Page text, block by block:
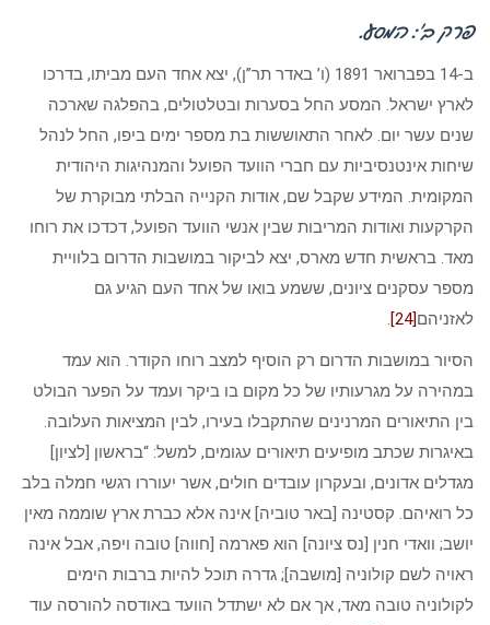
פרק ב’: המסע.
ב-14 בפברואר 1891 (ו’ באדר תר”ן), יצא אחד העם מביתו, בדרכו
לארץ ישראל. המסע החל בסערות ובטלטולים, בהפלגה שארכה
שנים עשר יום. לאחר התאוששות בת מספר ימים ביפו, החל לנהל
שיחות אינטנסיביות עם חברי הוועד הפועל והמנהיגות היהודית
המקומית. המידע שקבל שם, אודות הקנייה הבלתי מבוקרת של
הקרקעות ואודות המריבות שבין אנשי הוועד הפועל, דכדכו את רוחו
מאד. בראשית חדש מארס, יצא לביקור במושבות הדרום בלוויית
מספר עסקנים ציונים, ששמע בואו של אחד העם הגיע גם
לאזניהם[24]
.
הסיור במושבות הדרום רק הוסיף למצב רוחו הקודר. הוא עמד
במהירה על מגרעותיו של כל מקום בו ביקר ועמד על הפער הבולט
בין התיאורים המרנינים שהתקבלו בעירו, לבין המציאות העלובה.
באיגרות שכתב מופיעים תיאורים עגומים, למשל: “בראשון [לציון]
מגדלים אדונים, ובעקרון עובדים חולים, אשר יעוררו רגשי חמלה בלב
כל רואיהם. קסטינה [באר טוביה] אינה אלא כברת ארץ שוממה מאין
יושב; וואדי חנין [נס ציונה] הוא פארמה [חווה] טובה ויפה, אבל אינה
ראויה לשם קולוניה [מושבה]; גדרה תוכל להיות ברבות הימים
לקולוניה טובה מאד, אך אם לא ישתדל הוועד באודסה להורסה עוד